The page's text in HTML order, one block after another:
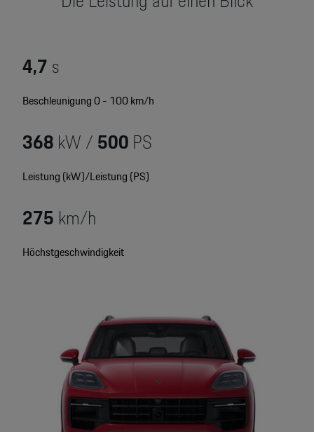
Motorsport & Events
Wir über uns
Newsletter
Porsche Shop
Mein Porsche Account
YouTube Channel
Porsche Poster Designer
4,7s
Beschleunigung 0 - 100 km/h
368kW /500PS
Leistung (kW)/Leistung (PS)
275 km/h
Höchstgeschwindigkeit